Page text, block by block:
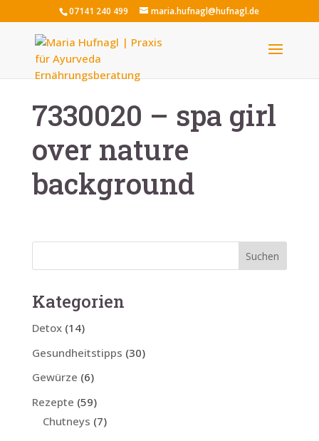
07141 240 499 maria.hufnagl@hufnagl.de
7330020 – spa girl
over nature
background
Kategorien
Detox(14)
Gesundheitstipps (30)
Gewürze (6)
Rezepte (59)
Chutneys (7)